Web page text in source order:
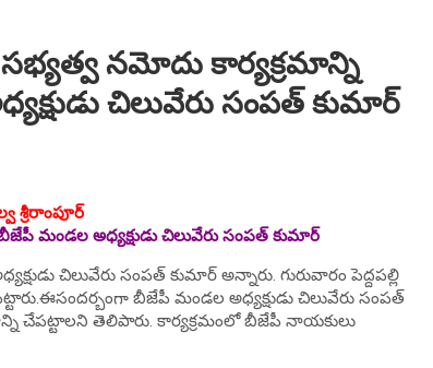
స‌భ్య‌త్వ న‌మోదు కార్య‌క్ర‌మాన్ని
చిలువేరు సంపత్ కుమార్
శ్రీరాంపూర్
మండల అధ్యక్షుడు చిలువేరు సంపత్ కుమార్
చిలువేరు సంపత్ కుమార్ అన్నారు. గురువారం పెద్దపల్లి
బీజేపీ మండల అధ్యక్షుడు చిలువేరు సంపత్
చేప‌ట్టాల‌ని తెలిపారు. కార్య‌క్ర‌మంలో బీజేపీ నాయ‌కులు